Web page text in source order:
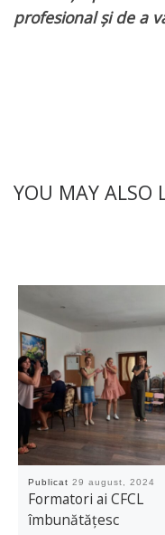
profesional și de a
YOU MAY ALSO
Publicat29 august, 2024
Formatori ai CFCL
îmbunătățesc